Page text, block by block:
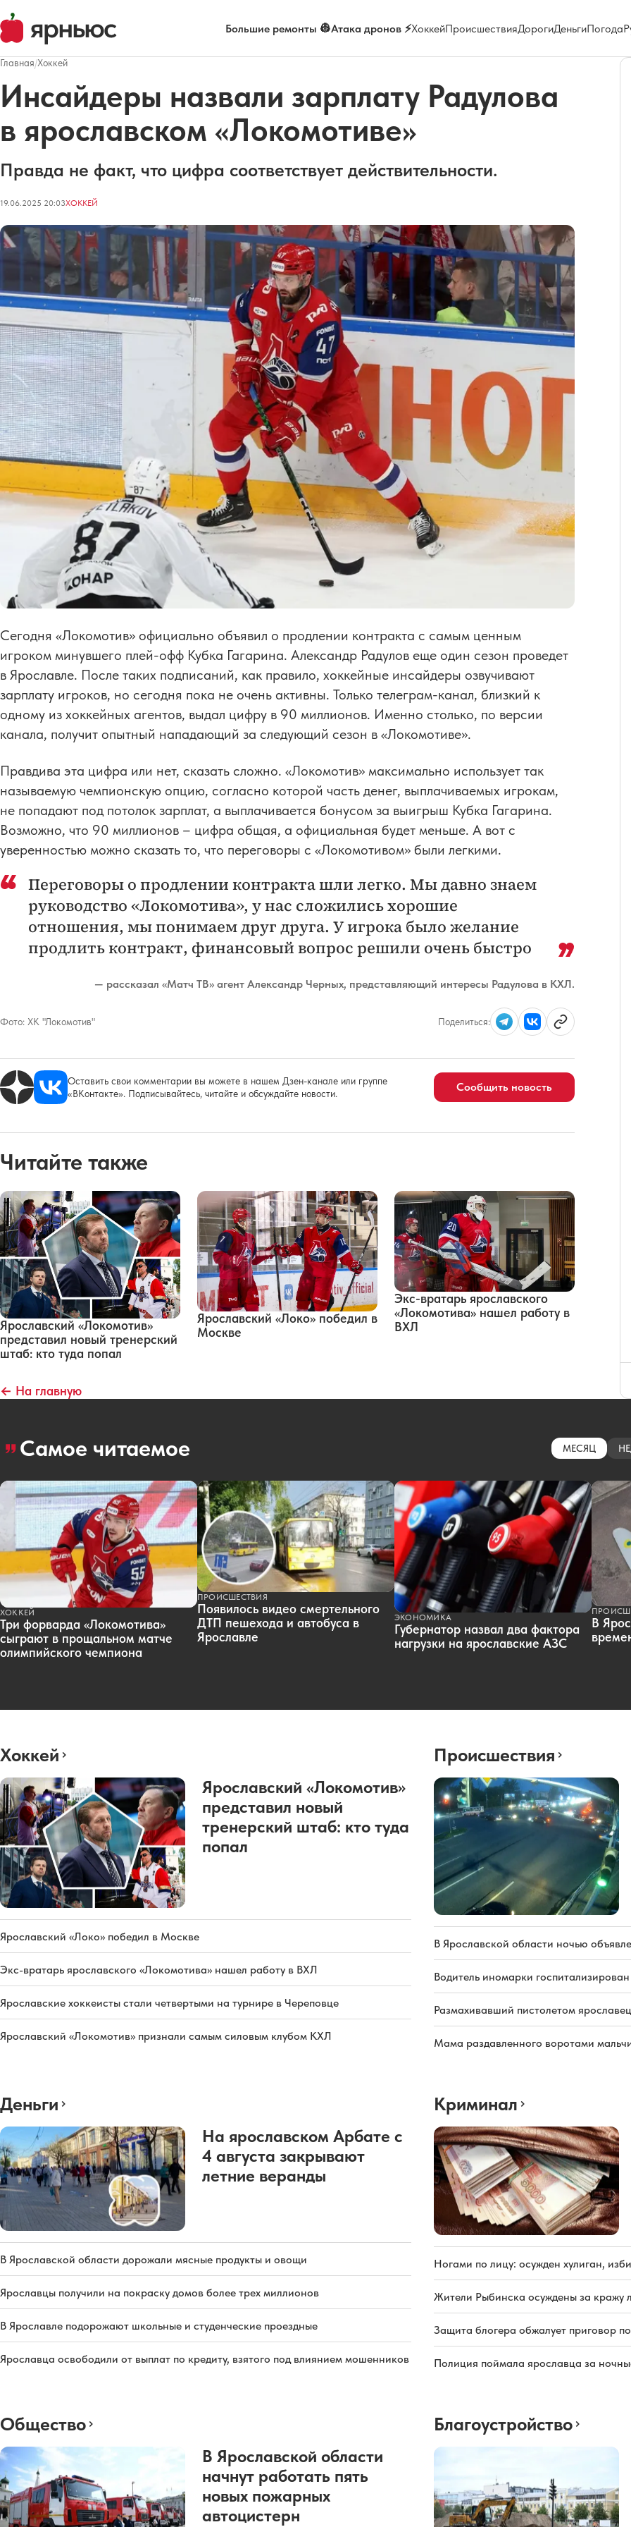
Большие ремонты 👷Атака дронов ⚡ХоккейПроисшествияДорогиДеньгиПогода
Главная/Хоккей
Инсайдеры назвали зарплату Радулова
в ярославском «Локомотиве»
Правда не факт, что цифра соответствует действительности.
19.06.2025 20:03ХОККЕЙ
Сегодня «Локомотив» официально объявил о продлении контракта с самым ценным
игроком минувшего плей-офф Кубка Гагарина. Александр Радулов еще один сезон проведет
в Ярославле. После таких подписаний, как правило, хоккейные инсайдеры озвучивают
зарплату игроков, но сегодня пока не очень активны. Только телеграм-канал, близкий к
одному из хоккейных агентов, выдал цифру в 90 миллионов. Именно столько, по версии
канала, получит опытный нападающий за следующий сезон в «Локомотиве».
Правдива эта цифра или нет, сказать сложно. «Локомотив» максимально использует так
называемую чемпионскую опцию, согласно которой часть денег, выплачиваемых игрокам,
не попадают под потолок зарплат, а выплачивается бонусом за выигрыш Кубка Гагарина.
Возможно, что 90 миллионов – цифра общая, а официальная будет меньше. А вот с
уверенностью можно сказать то, что переговоры с «Локомотивом» были легкими.
Переговоры о продлении контракта шли легко. Мы давно знаем
руководство «Локомотива», у нас сложились хорошие
отношения, мы понимаем друг друга. У игрока было желание
продлить контракт, финансовый вопрос решили очень быстро
— рассказал «Матч ТВ» агент Александр Черных, представляющий интересы Радулова в КХЛ.
Фото: ХК "Локомотив" Поделиться:
Оставить свои комментарии вы можете в нашем Дзен-канале или группе
«ВКонтакте». Подписывайтесь, читайте и обсуждайте новости.
Сообщить новость
Читайте также
Ярославский «Локомотив»
представил новый тренерский
штаб: кто туда попал
Ярославский «Локо» победил в
Москве
Экс-вратарь ярославского
«Локомотива» нашел работу в
ВХЛ
← На главную
Самое читаемое МЕСЯЦ
ХОККЕЙ
Три форварда «Локомотива»
сыграют в прощальном матче
олимпийского чемпиона
ПРОИСШЕСТВИЯ
Появилось видео смертельного
ДТП пешехода и автобуса в
Ярославле
ЭКОНОМИКА
Губернатор назвал два фактора
нагрузки на ярославские АЗС
В
Хоккей
Ярославский «Локомотив»
представил новый
тренерский штаб: кто туда
попал
Ярославский «Локо» победил в Москве
Экс-вратарь ярославского «Локомотива» нашел работу в ВХЛ
Ярославские хоккеисты стали четвертыми на турнире в Череповце
Ярославский «Локомотив» признали самым силовым клубом КХЛ
Происшествия
В Ярославской области ночью
Водитель иномарки
Размахивавший пистолетом
Мама раздавленного воротами
Деньги
На ярославском Арбате с
4 августа закрывают
летние веранды
В Ярославской области дорожали мясные продукты и овощи
Ярославцы получили на покраску домов более трех миллионов
В Ярославле подорожают школьные и студенческие проездные
Ярославца освободили от выплат по кредиту, взятого под влиянием мошенников
Криминал
Ногами по лицу: осужден хулиган,
Жители Рыбинска осуждены за кражу
Защита блогера обжалует приговор
Полиция поймала ярославца за
Общество
В Ярославской области
начнут работать пять
новых пожарных
автоцистерн
Благоустройство